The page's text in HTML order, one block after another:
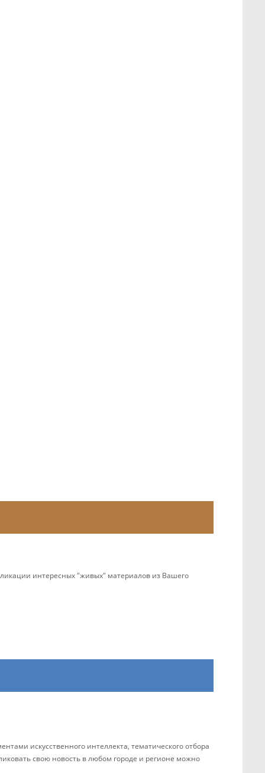
интересных "живых" материалов из Вашего
искусственного интеллекта, тематического отбора
свою новость в любом городе и регионе можно